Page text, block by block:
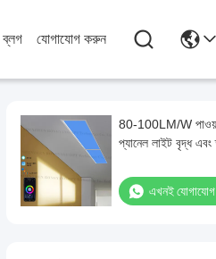
ব্লগ যোগাযোগ করুন
80-100LM/W
প্যানেল লাইট বৃদ্ধ
এখনই